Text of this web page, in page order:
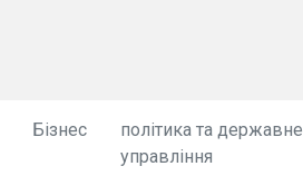
Бізнес
політика та державне
управління